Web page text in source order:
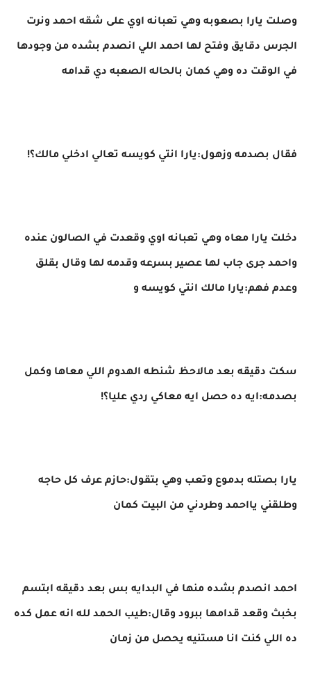
وصلت يارا بصعوبه وهي تعبانه اوي على شقه احمد ونرت
الجرس دقايق وفتح لها احمد اللي انصدم بشده من وجودها
في الوقت ده وهي كمان بالحاله الصعبه دي قدامه
فقال بصدمه وزهول:يارا انتي كويسه تعالي ادخلي مالك؟!
دخلت يارا معاه وهي تعبانه اوي وقعدت في الصالون عنده
واحمد جرى جاب لها عصير بسرعه وقدمه لها وقال بقلق
وعدم فهم:يارا مالك انتي كويسه و
سكت دقيقه بعد مالاحظ شنطه الهدوم اللي معاها وكمل
بصدمه:ايه ده حصل ايه معاكي ردي عليا؟!
يارا بصتله بدموع وتعب وهي بتقول:حازم عرف كل حاجه
وطلقني يااحمد وطردني من البيت كمان
احمد انصدم بشده منها في البدايه بس بعد دقيقه ابتسم
بخبث وقعد قدامها ببرود وقال:طيب الحمد لله انه عمل كده
ده اللي كنت انا مستنيه يحصل من زمان